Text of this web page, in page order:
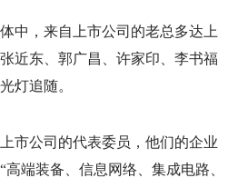
中，来自上市公司的老总多达上
近东、郭广昌、许家印、李书福
灯追随。
市公司的代表委员，他们的企业
端装备、信息网络、集成电路、